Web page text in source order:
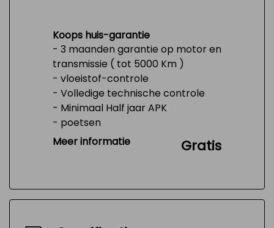
Koops huis-garantie
- 3 maanden garantie op motor en
transmissie ( tot 5000 Km )
- vloeistof-controle
- Volledige technische controle
- Minimaal Half jaar APK
- poetsen
- Tank 1/4 vol
Meer informatie Gratis